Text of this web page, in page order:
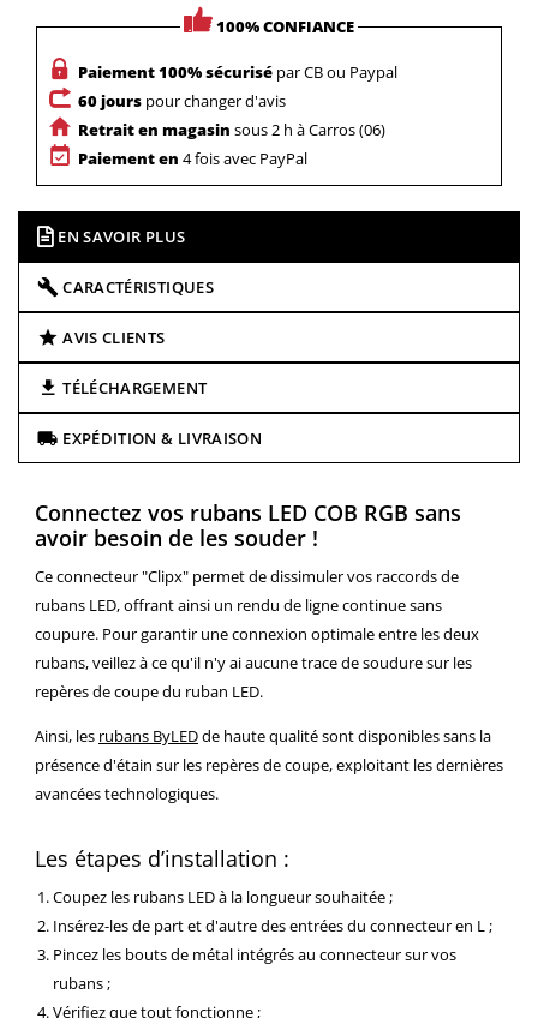
100% CONFIANCE
Paiement 100% sécurisé par CB ou Paypal
60 jours pour changer d'avis
Retrait en magasin sous 2 h à Carros (06)
Paiement en 4 fois avec PayPal
EN SAVOIR PLUS
CARACTÉRISTIQUES
AVIS CLIENTS
TÉLÉCHARGEMENT
EXPÉDITION & LIVRAISON
Connectez vos rubans LED COB RGB sans
avoir besoin de les souder !
Ce connecteur "Clipx" permet de dissimuler vos raccords de
rubans LED, offrant ainsi un rendu de ligne continue sans
coupure. Pour garantir une connexion optimale entre les deux
rubans, veillez à ce qu'il n'y ai aucune trace de soudure sur les
repères de coupe du ruban LED.
Ainsi, les rubans ByLEDde haute qualité sont disponibles sans la
présence d'étain sur les repères de coupe, exploitant les dernières
avancées technologiques.
Les étapes d’installation :
Coupez les rubans LED à la longueur souhaitée ;
Insérez-les de part et d'autre des entrées du connecteur en L ;
Pincez les bouts de métal intégrés au connecteur sur vos
rubans ;
Vérifiez que tout fonctionne ;